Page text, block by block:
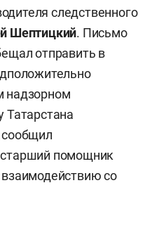
следственного
Шептицкий. Письмо
отправить в
надзорном
Татарстана
сообщил
старший помощник
взаимодействию со